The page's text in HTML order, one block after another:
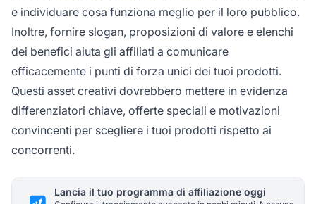
e individuare cosa funziona meglio per il loro pubblico.
Inoltre, fornire slogan, proposizioni di valore e elenchi
dei benefici aiuta gli affiliati a comunicare
efficacemente i punti di forza unici dei tuoi prodotti.
Questi asset creativi dovrebbero mettere in evidenza
differenziatori chiave, offerte speciali e motivazioni
convincenti per scegliere i tuoi prodotti rispetto ai
concorrenti.
Lancia il tuo programma di affiliazione oggi